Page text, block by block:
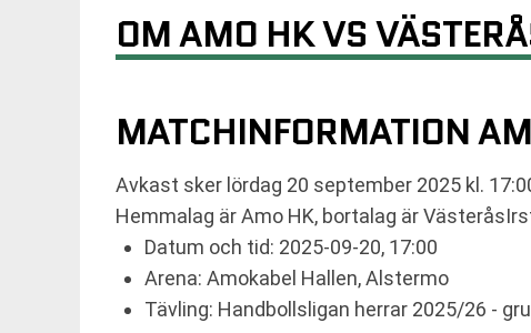
OM AMO HK VS
MATCHINFORMATION
Avkast sker lördag 20 september 2025 kl.
Hemmalag är Amo HK, bortalag är
Datum och tid: 2025-09-20, 17:00
Arena: Amokabel Hallen, Alstermo
Tävling: Handbollsligan herrar 2025/26 -